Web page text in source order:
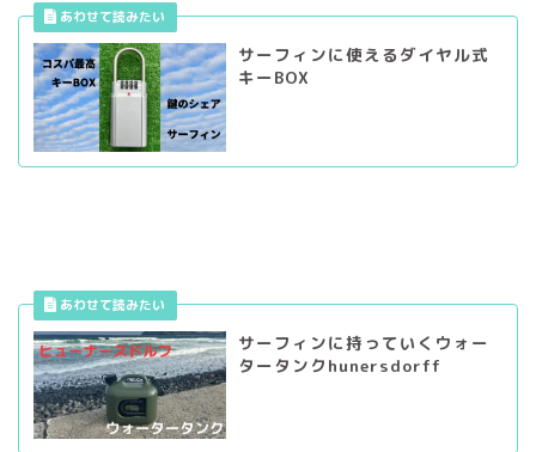
サーフィンに使えるダイヤル式
キーBOX
サーフィンに持っていくウォー
タータンクhunersdorff